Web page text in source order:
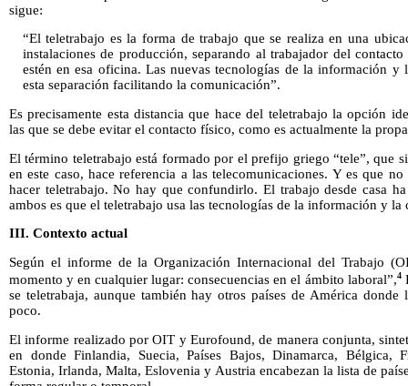
sigue:
“El teletrabajo es la forma de trabajo que se realiza en una
instalaciones de producción, separando al trabajador del
estén en esa oficina. Las nuevas tecnologías de la información
esta separación facilitando la comunicación”.
Es precisamente esta distancia que hace del teletrabajo la opción
las que se debe evitar el contacto físico, como es actualmente la
El término teletrabajo está formado por el prefijo griego “tele”, que
en este caso, hace referencia a las telecomunicaciones. Y es que
hacer teletrabajo. No hay que confundirlo. El trabajo desde casa
ambos es que el teletrabajo usa las tecnologías de la información y la
III. Contexto actual
Según el informe de la Organización Internacional del Trabajo
momento y en cualquier lugar: consecuencias en el ámbito laboral”,4
se teletrabaja, aunque también hay otros países de América donde
poco.
El informe realizado por OIT y Eurofound, de manera conjunta,
en donde Finlandia, Suecia, Países Bajos, Dinamarca, Bélgica,
Estonia, Irlanda, Malta, Eslovenia y Austria encabezan la lista de